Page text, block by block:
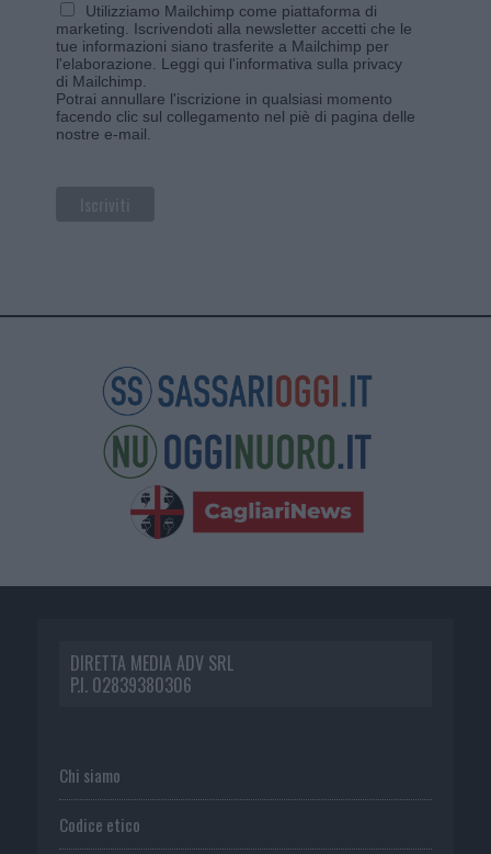
Utilizziamo Mailchimp come piattaforma di
marketing. Iscrivendoti alla newsletter accetti che le
tue informazioni siano trasferite a Mailchimp per
l'elaborazione. Leggi qui l'informativa sulla privacy
di Mailchimp
Potrai annullare l'iscrizione in qualsiasi momento
facendo clic sul collegamento nel piè di pagina delle
nostre e-mail.
DIRETTA MEDIA ADV SRL
P.I. 02839380306
Chi siamo
Codice etico